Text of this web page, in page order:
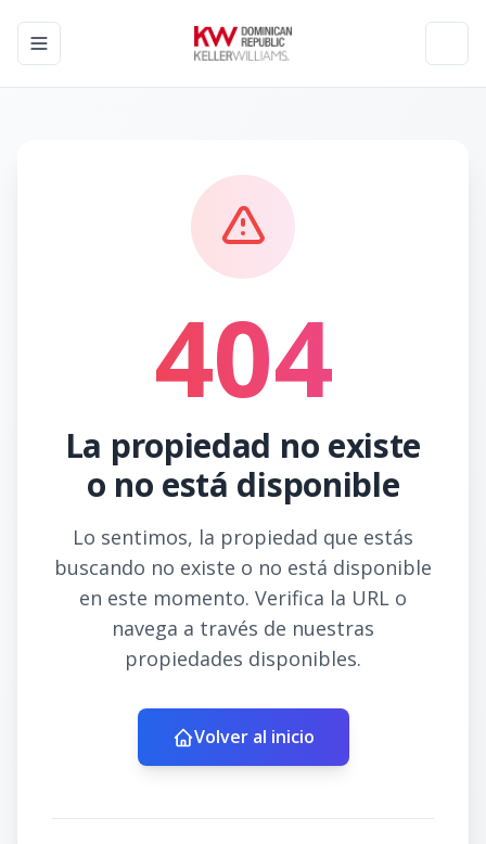
Toggle navigation menu
404
La propiedad no existe
o no está disponible
Lo sentimos, la propiedad que estás
buscando no existe o no está disponible
en este momento. Verifica la URL o
navega a través de nuestras
propiedades disponibles.
Volver al inicio